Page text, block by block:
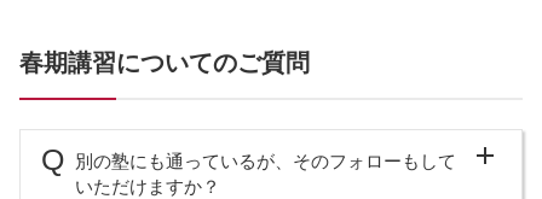
春期講習についてのご質問
別の塾にも通っているが、そのフォローもして
いただけますか？